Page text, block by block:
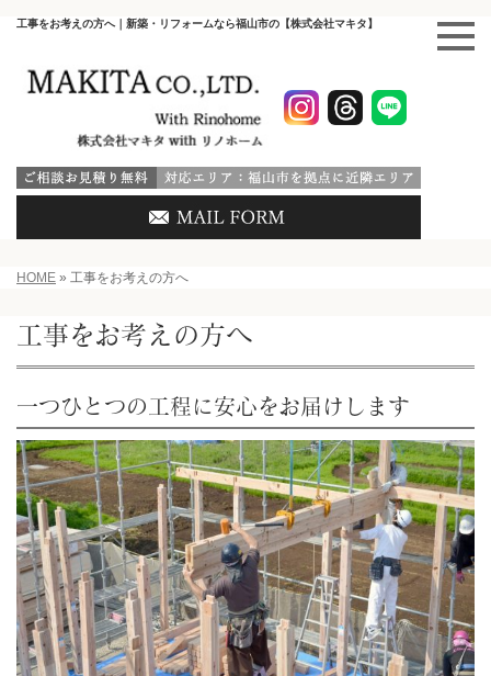
工事をお考えの方へ｜新築・リフォームなら福山市の【株式会社マキタ】
HOME » 工事をお考えの方へ
工事をお考えの方へ
一つひとつの工程に安心をお届けします